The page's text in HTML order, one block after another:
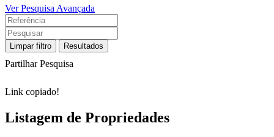
Ver Pesquisa Avançada
Limpar filtro Resultados
Partilhar Pesquisa
Link copiado!
Listagem de Propriedades